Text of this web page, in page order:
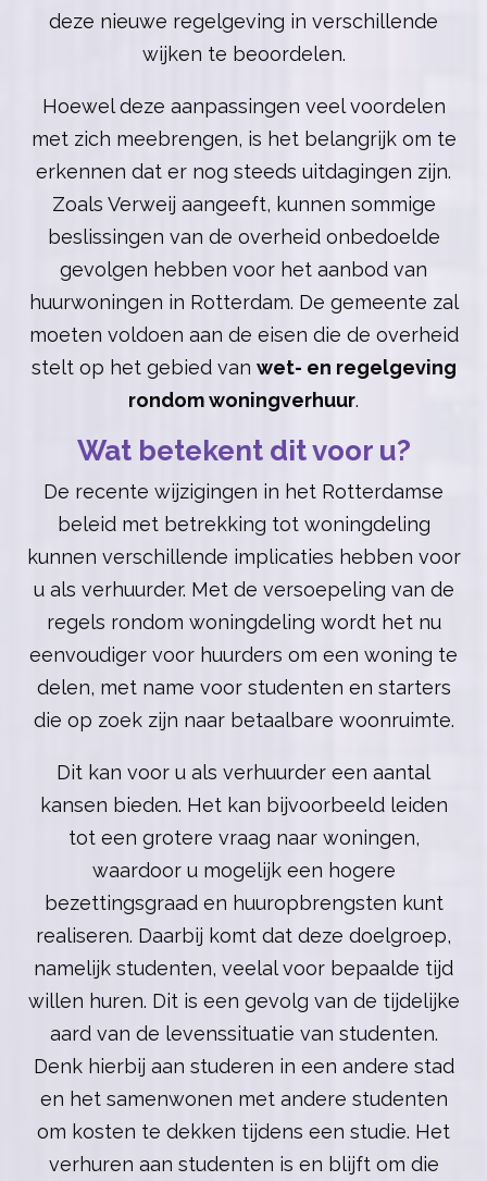
deze nieuwe regelgeving in verschillende
wijken te beoordelen.
Hoewel deze aanpassingen veel voordelen
met zich meebrengen, is het belangrijk om te
erkennen dat er nog steeds uitdagingen zijn.
Zoals Verweij aangeeft, kunnen sommige
beslissingen van de overheid onbedoelde
gevolgen hebben voor het aanbod van
huurwoningen in Rotterdam. De gemeente zal
moeten voldoen aan de eisen die de overheid
stelt op het gebied van wet- en regelgeving
rondom woningverhuur.
Wat betekent dit voor u?
De recente wijzigingen in het Rotterdamse
beleid met betrekking tot woningdeling
kunnen verschillende implicaties hebben voor
u als verhuurder. Met de versoepeling van de
regels rondom woningdeling wordt het nu
eenvoudiger voor huurders om een woning te
delen, met name voor studenten en starters
die op zoek zijn naar betaalbare woonruimte.
Dit kan voor u als verhuurder een aantal
kansen bieden. Het kan bijvoorbeeld leiden
tot een grotere vraag naar woningen,
waardoor u mogelijk een hogere
bezettingsgraad en huuropbrengsten kunt
realiseren. Daarbij komt dat deze doelgroep,
namelijk studenten, veelal voor bepaalde tijd
willen huren. Dit is een gevolg van de tijdelijke
aard van de levenssituatie van studenten.
Denk hierbij aan studeren in een andere stad
en het samenwonen met andere studenten
om kosten te dekken tijdens een studie. Het
verhuren aan studenten is en blijft om die